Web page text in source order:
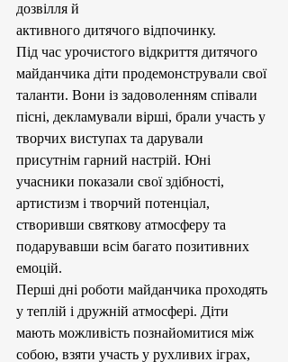
дозвілля й
активного дитячого відпочинку.
Під час урочистого відкриття дитячого
майданчика діти продемонстрували свої
таланти. Вони із задоволенням співали
пісні, декламували вірші, брали участь у
творчих виступах та дарували
присутнім гарний настрій. Юні
учасники показали свої здібності,
артистизм і творчий потенціал,
створивши святкову атмосферу та
подарувавши всім багато позитивних
емоцій.
Перші дні роботи майданчика проходять
у теплій і дружній атмосфері. Діти
мають можливість познайомитися між
собою, взяти участь у рухливих іграх,